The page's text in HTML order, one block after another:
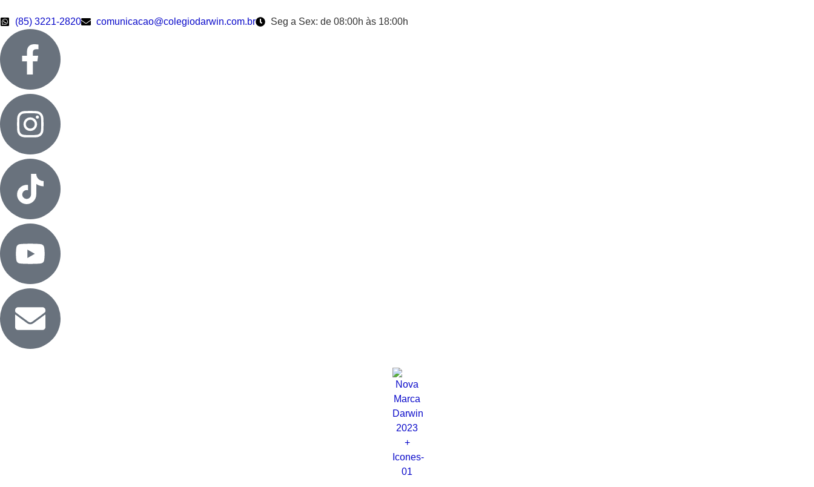
(85) 3221-2820 comunicacao@colegiodarwin.com.br Seg a Sex: de 08:00h às 18:00h